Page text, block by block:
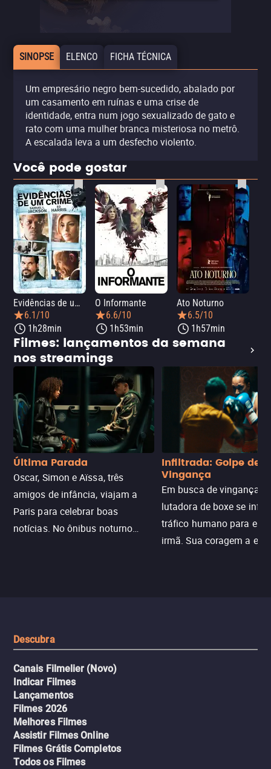
SINOPSE ELENCO FICHA TÉCNICA
Um empresário negro bem-sucedido, abalado por
um casamento em ruínas e uma crise de
identidade, entra num jogo sexualizado de gato e
rato com uma mulher branca misteriosa no metrô.
A escalada leva a um desfecho violento.
Você pode gostar
Evidências de um Crime
6.1/10
1h28min
O Informante
6.6/10
1h53min
Ato Noturno
6.5/10
1h57min
Filmes: lançamentos da semana
nos streamings
Última Parada
Oscar, Simon e Aïssa, três
amigos de infância, viajam a
Paris para celebrar boas
notícias. No ônibus noturno
Infiltrada: Golpe de
Vingança
Em busca de vingança,
lutadora de boxe se
tráfico humano para
irmã. Sua coragem a
Descubra
Canais Filmelier (Novo)
Indicar Filmes
Lançamentos
Filmes 2026
Melhores Filmes
Assistir Filmes Online
Filmes Grátis Completos
Todos os Filmes